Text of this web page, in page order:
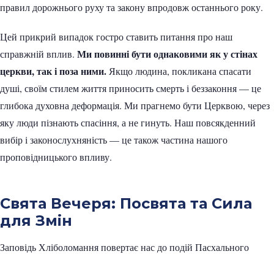
правил дорожнього руху та закону впродовж останнього року.
Цей прикрий випадок гостро ставить питання про наш
справжній вплив. Ми повинні бути однаковими як у стінах
церкви, так і поза ними. Якщо людина, покликана спасати
душі, своїм стилем життя приносить смерть і беззаконня — це
глибока духовна деформація. Ми прагнемо бути Церквою, через
яку люди пізнають спасіння, а не гинуть. Наш повсякденний
вибір і законослухняність — це також частина нашого
проповідницького впливу.
Свята Вечеря: Посвята та Сила
для Змін
Заповідь Хліболомання повертає нас до подій Пасхального